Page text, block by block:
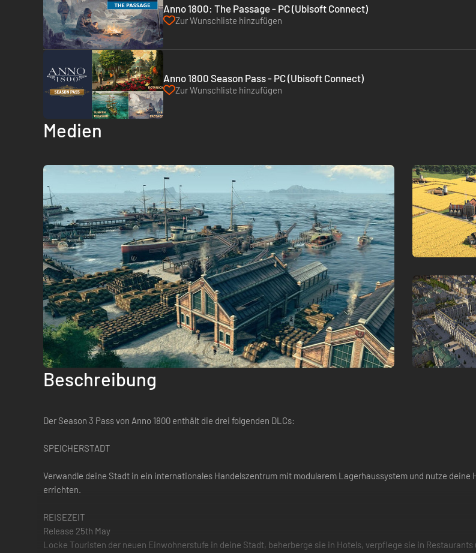
Anno 1800: The Passage - PC (Ubisoft Connect)
Zur Wunschliste hinzufügen
Anno 1800 Season Pass - PC (Ubisoft Connect)
Zur Wunschliste hinzufügen
Medien
Beschreibung
Der Season 3 Pass von Anno 1800 enthält die drei folgenden DLCs:
SPEICHERSTADT
Verwandle deine Stadt in ein internationales Handelszentrum mit modularem Lagerhaussystem und nutze deine
errichten.
REISEZEIT
Release 25th May
Locke Touristen der neuen Einwohnerstufe in deine Stadt, beherberge sie in Hotels, verpflege sie in